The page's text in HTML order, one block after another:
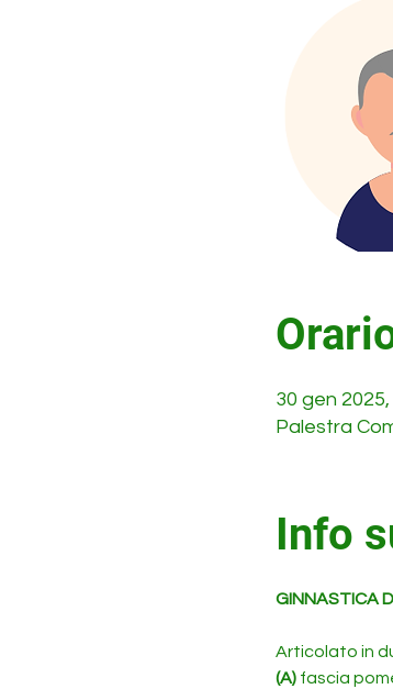
30 gen 2025,
Palestra
Info
GINNASTICA
Articolato in
(A) fascia